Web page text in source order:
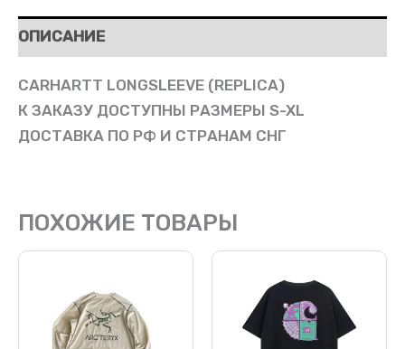
ОПИСАНИЕ
CARHARTT LONGSLEEVE (REPLICA)
К ЗАКАЗУ ДОСТУПНЫ РАЗМЕРЫ S-XL
ДОСТАВКА ПО РФ И СТРАНАМ СНГ
ПОХОЖИЕ ТОВАРЫ